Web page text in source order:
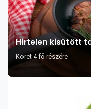
Hirtelen kisütött
Köret 4 fő részére